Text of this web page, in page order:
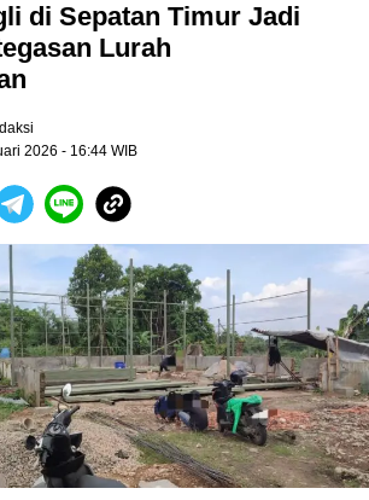
di Sepatan Timur Jadi
Lurah
2026 - 16:44 WIB